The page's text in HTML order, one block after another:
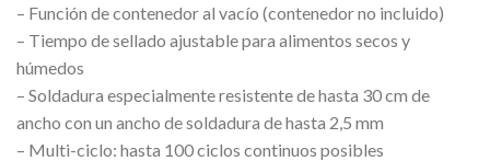
– Función de contenedor al vacío (contenedor no incluido)
– Tiempo de sellado ajustable para alimentos secos y
húmedos
– Soldadura especialmente resistente de hasta 30 cm de
ancho con un ancho de soldadura de hasta 2,5 mm
– Multi-ciclo: hasta 100 ciclos continuos posibles